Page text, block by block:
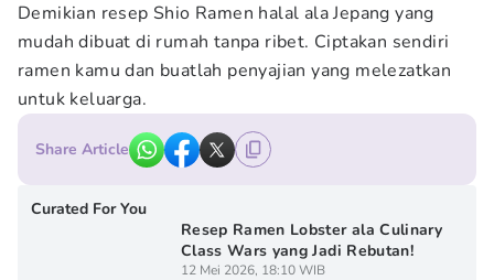
Demikian resep Shio Ramen halal ala Jepang yang
mudah dibuat di rumah tanpa ribet. Ciptakan sendiri
ramen kamu dan buatlah penyajian yang melezatkan
untuk keluarga.
Share Article
Curated For You
Resep Ramen Lobster ala Culinary
Class Wars yang Jadi Rebutan!
12 Mei 2026, 18:10 WIB